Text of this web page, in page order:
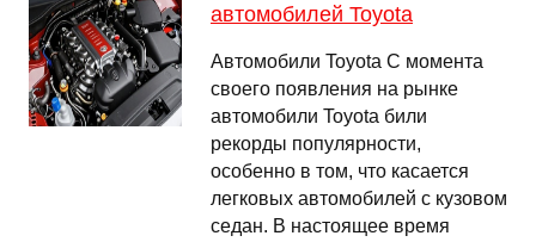
автомобилей Toyota
Автомобили Toyota С момента
своего появления на рынке
автомобили Toyota били
рекорды популярности,
особенно в том, что касается
легковых автомобилей с кузовом
седан. В настоящее время